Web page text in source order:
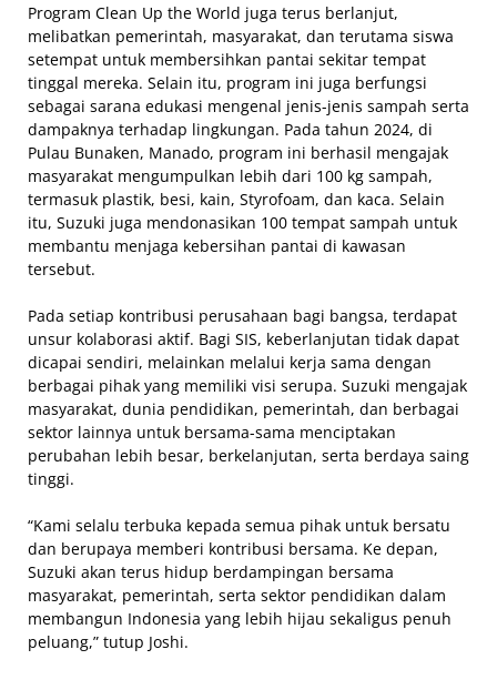
Program Clean Up the World juga terus berlanjut,
melibatkan pemerintah, masyarakat, dan terutama siswa
setempat untuk membersihkan pantai sekitar tempat
tinggal mereka. Selain itu, program ini juga berfungsi
sebagai sarana edukasi mengenal jenis-jenis sampah serta
dampaknya terhadap lingkungan. Pada tahun 2024, di
Pulau Bunaken, Manado, program ini berhasil mengajak
masyarakat mengumpulkan lebih dari 100 kg sampah,
termasuk plastik, besi, kain, Styrofoam, dan kaca. Selain
itu, Suzuki juga mendonasikan 100 tempat sampah untuk
membantu menjaga kebersihan pantai di kawasan
tersebut.
Pada setiap kontribusi perusahaan bagi bangsa, terdapat
unsur kolaborasi aktif. Bagi SIS, keberlanjutan tidak dapat
dicapai sendiri, melainkan melalui kerja sama dengan
berbagai pihak yang memiliki visi serupa. Suzuki mengajak
masyarakat, dunia pendidikan, pemerintah, dan berbagai
sektor lainnya untuk bersama-sama menciptakan
perubahan lebih besar, berkelanjutan, serta berdaya saing
tinggi.
“Kami selalu terbuka kepada semua pihak untuk bersatu
dan berupaya memberi kontribusi bersama. Ke depan,
Suzuki akan terus hidup berdampingan bersama
masyarakat, pemerintah, serta sektor pendidikan dalam
membangun Indonesia yang lebih hijau sekaligus penuh
peluang,” tutup Joshi.